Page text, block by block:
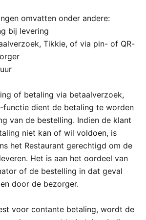
omvatten onder andere:
bij levering
Tikkie, of via pin- of QR-
of betaling via betaalverzoek,
functie dient de betaling te worden
van de bestelling. Indien de klant
niet kan of wil voldoen, is
het Restaurant gerechtigd om de
Het is aan het oordeel van
of de bestelling in dat geval
door de bezorger.
voor contante betaling, wordt de